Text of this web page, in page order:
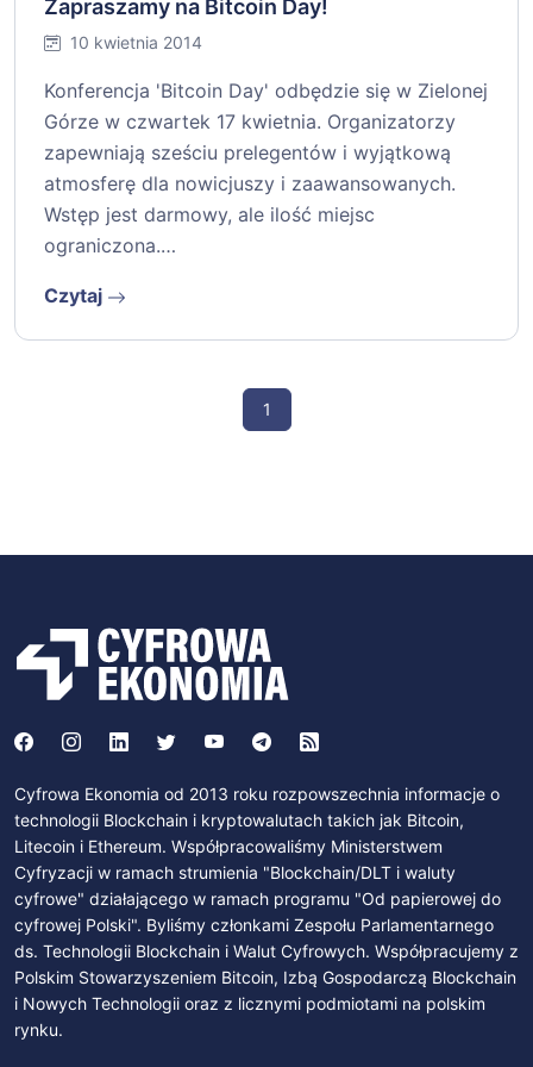
Zapraszamy na Bitcoin Day!
10 kwietnia 2014
Konferencja 'Bitcoin Day' odbędzie się w Zielonej
Górze w czwartek 17 kwietnia. Organizatorzy
zapewniają sześciu prelegentów i wyjątkową
atmosferę dla nowicjuszy i zaawansowanych.
Wstęp jest darmowy, ale ilość miejsc
ograniczona.…
Czytaj
1
Cyfrowa Ekonomia od 2013 roku rozpowszechnia informacje o
technologii Blockchain i kryptowalutach takich jak Bitcoin,
Litecoin i Ethereum. Współpracowaliśmy Ministerstwem
Cyfryzacji w ramach strumienia "Blockchain/DLT i waluty
cyfrowe" działającego w ramach programu "Od papierowej do
cyfrowej Polski". Byliśmy członkami Zespołu Parlamentarnego
ds. Technologii Blockchain i Walut Cyfrowych. Współpracujemy z
Polskim Stowarzyszeniem Bitcoin, Izbą Gospodarczą Blockchain
i Nowych Technologii oraz z licznymi podmiotami na polskim
rynku.